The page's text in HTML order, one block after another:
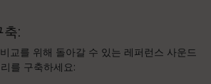
:
교를 위해 돌아갈 수 있는 레퍼런스 사운드
를 구축하세요: